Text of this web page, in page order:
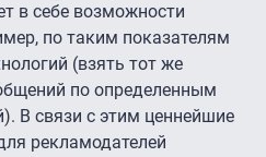
в себе возможности
по таким показателям
(взять тот же
по определенным
В связи с этим ценнейшие
рекламодателей